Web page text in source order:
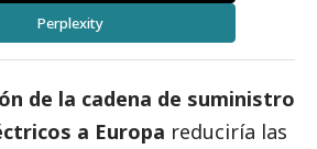
Perplexity
de la cadena de suministro
a Europa reduciría las